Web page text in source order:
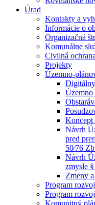
Úrad
Kontakty a
Informácie o
Organizačná
Komunálne
Civilná
Projekty
Územno-
Územno
Koncept
Návrh
pred
50⁄76
Návrh
zmysle
Zmeny
Program
Program
Komunitný